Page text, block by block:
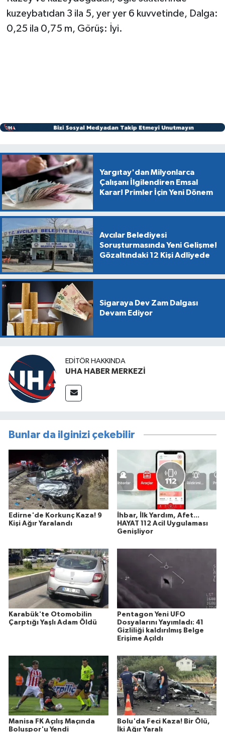
kuzeybatıdan 3 ila 5, yer yer 6 kuvvetinde, Dalga:
0,25 ila 0,75 m, Görüş: İyi.
Yargıtay'dan Milyonlarca
Çalışanı İlgilendiren Emsal
Karar! Primler İçin Yeni Dönem
Avcılar Belediyesi
Soruşturmasında Yeni Gelişme!
Gözaltındaki 12 Kişi Adliyede
Sigaraya Dev Zam Dalgası
Devam Ediyor
EDITÖR HAKKINDA
UHA HABER MERKEZİ
Bunlar da ilginizi çekebilir
Edirne'de Korkunç Kaza! 9
Kişi Ağır Yaralandı
İhbar, İlk Yardım, Afet...
HAYAT 112 Acil Uygulaması
Genişliyor
Karabük'te Otomobilin
Çarptığı Yaşlı Adam Öldü
Pentagon Yeni UFO
Dosyalarını Yayımladı: 41
Gizliliği kaldırılmış Belge
Erişime Açıldı
Manisa FK Açılış Maçında
Boluspor'u Yendi
Bolu'da Feci Kaza! Bir Ölü,
İki Ağır Yaralı